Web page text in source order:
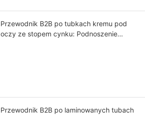
Przewodnik B2B po tubkach kremu pod
oczy ze stopem cynku: Podnoszenie
Przewodnik B2B po laminowanych tubach